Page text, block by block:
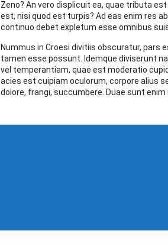
Zeno? An vero displicuit ea, quae tributa
est, nisi quod est turpis? Ad eas enim res
continuo debet expletum esse omnibus
Nummus in Croesi divitiis obscuratur, pars
tamen esse possunt. Idemque diviserunt
vel temperantiam, quae est moderatio
acies est cuipiam oculorum, corpore alius
dolore, frangi, succumbere. Duae sunt